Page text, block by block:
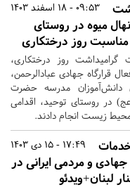
09:53 - 18 اسفند 1403
نهال میوه در روستای
مناسبت روز درختکاری
گرامیداشت روز درختکاری،
قرارگاه جهادی عبادالرحمن،
دانش‌آموزان مدرسه حضرت
در روستای توحید، اقدامی
زیست انجام دادند.
17:49 - 15 دی 1403
خدمات
و مردمی ایرانی در
لبنان+ویدئو